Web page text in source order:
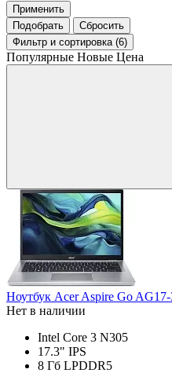
Применить
Подобрать
Сбросить
Фильтр и сортировка (6)
Популярные Новые Цена
Ноутбук Acer Aspire Go
Нет в наличии
Intel Core 3 N305
17.3" IPS
8 Гб LPDDR5